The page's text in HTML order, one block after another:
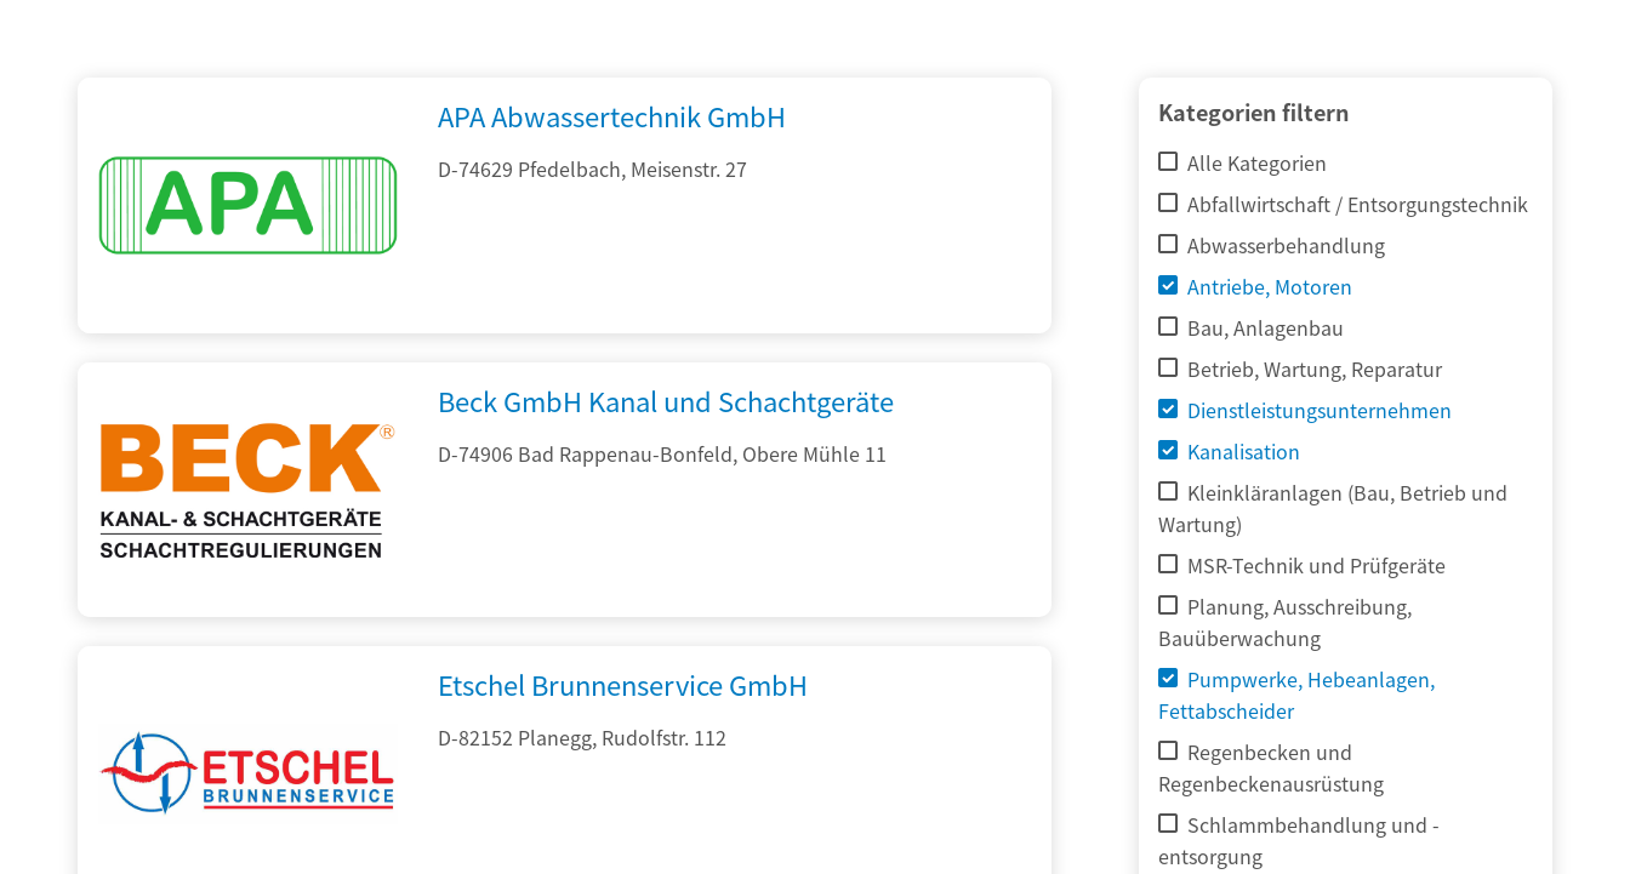
Kategorien filtern
Alle Kategorien
Abfallwirtschaft / Entsorgungstechnik
Abwasserbehandlung
Antriebe, Motoren
Bau, Anlagenbau
Betrieb, Wartung, Reparatur
Dienstleistungsunternehmen
Kanalisation
Kleinkläranlagen (Bau, Betrieb und
Wartung)
MSR-Technik und Prüfgeräte
Planung, Ausschreibung,
Bauüberwachung
Pumpwerke, Hebeanlagen,
Fettabscheider
Regenbecken und
Regenbeckenausrüstung
Schlammbehandlung und -
entsorgung
APA Abwassertechnik GmbH
D-74629 Pfedelbach, Meisenstr. 27
Beck GmbH Kanal und Schachtgeräte
D-74906 Bad Rappenau-Bonfeld, Obere Mühle 11
Etschel Brunnenservice GmbH
D-82152 Planegg, Rudolfstr. 112